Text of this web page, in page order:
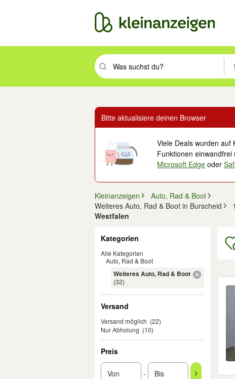
Suchbegriff eingeben. Eingabetaste
Bitte aktualisiere deinen Browser
Viele Deals wurden auf
Funktionen
Microsoft Edge oder
Kleinanzeigen
Auto, Rad & Boot
Weiteres Auto, Rad & Boot in Burscheid
Westfalen
Kategorien
Alle Kategorien
Auto, Rad & Boot
Weiteres Auto, Rad & Boot
(32)
Versand
Versand möglich (22)
Nur Abholung (10)
Preis
-